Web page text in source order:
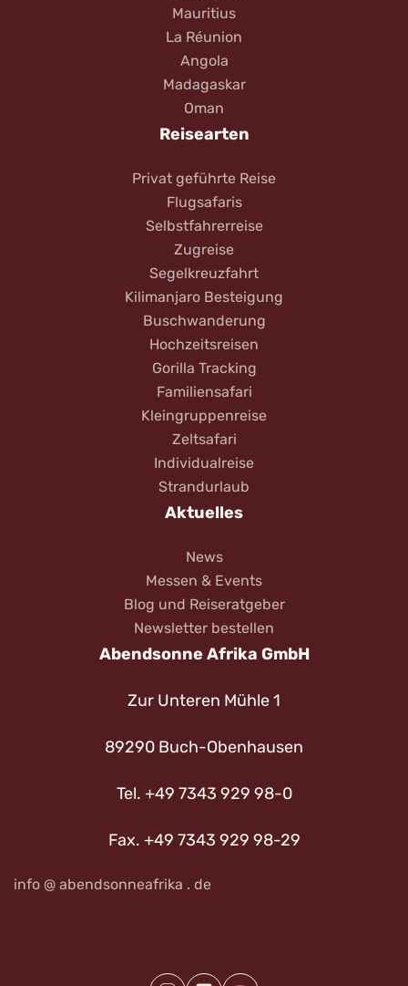
Mauritius
La Réunion
Angola
Madagaskar
Oman
Reisearten
Privat geführte Reise
Flugsafaris
Selbstfahrerreise
Zugreise
Segelkreuzfahrt
Kilimanjaro Besteigung
Buschwanderung
Hochzeitsreisen
Gorilla Tracking
Familiensafari
Kleingruppenreise
Zeltsafari
Individualreise
Strandurlaub
Aktuelles
News
Messen & Events
Blog und Reiseratgeber
Newsletter bestellen
Abendsonne Afrika GmbH
Zur Unteren Mühle 1
89290 Buch-Obenhausen
Tel. +49 7343 929 98-0
Fax. +49 7343 929 98-29
info @ abendsonneafrika . de